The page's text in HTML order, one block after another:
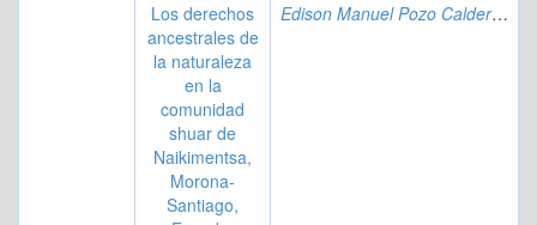
Los derechos
ancestrales de
la naturaleza
en la
comunidad
shuar de
Naikimentsa,
Morona-
Santiago,
Edison Manuel Pozo Calderón